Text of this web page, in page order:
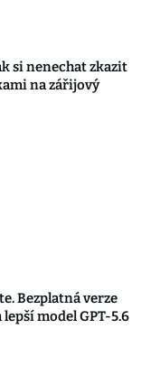
si nenechat zkazit
na zářijový
Bezplatná verze
model GPT-5.6